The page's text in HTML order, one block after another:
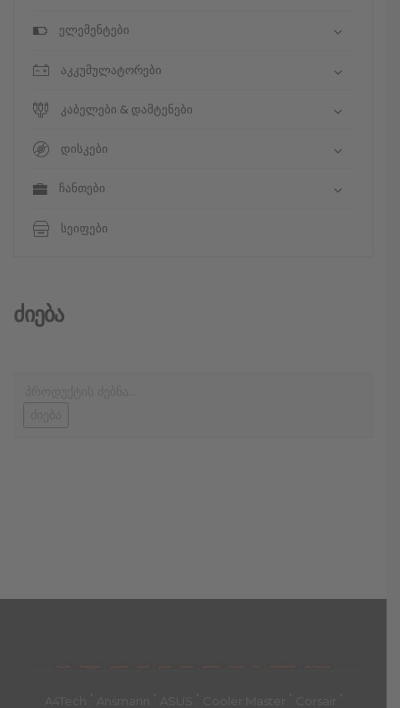
ელემენტები
აკკუმულატორები
კაბელები & დამტენები
დისკები
ჩანთები
სეიფები
Ძიება
მთავარი კალათა
A4Tech ' Ansmann ' ASUS ' Cooler Master ' Corsair '